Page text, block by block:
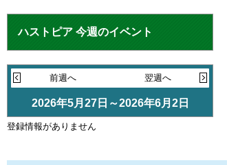
ハストピア 今週のイベント
2026年5月27日～2026年6月2日
翌週へ
前週へ
登録情報がありません